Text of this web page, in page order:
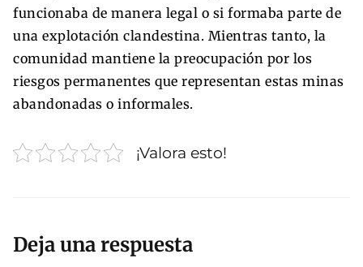
funcionaba de manera legal o si formaba parte de
una explotación clandestina. Mientras tanto, la
comunidad mantiene la preocupación por los
riesgos permanentes que representan estas minas
abandonadas o informales.
¡Valora esto!
Deja una respuesta